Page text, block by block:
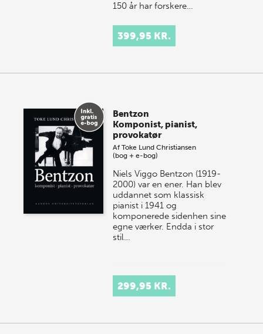
150 år har forskere…
399,95 KR.
Bentzon
Komponist, pianist,
provokatør
AfToke Lund Christiansen
(bog + e-bog)
Niels Viggo Bentzon (1919-
2000) var en ener. Han blev
uddannet som klassisk
pianist i 1941 og
komponerede sidenhen sine
egne værker. Endda i stor
stil…
299,95 KR.